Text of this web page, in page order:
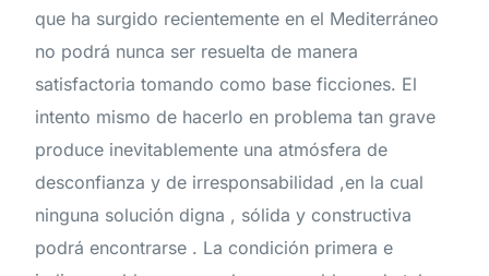
que ha surgido recientemente en el Mediterráneo
no podrá nunca ser resuelta de manera
satisfactoria tomando como base ficciones. El
intento mismo de hacerlo en problema tan grave
produce inevitablemente una atmósfera de
desconfianza y de irresponsabilidad ,en la cual
ninguna solución digna , sólida y constructiva
podrá encontrarse . La condición primera e